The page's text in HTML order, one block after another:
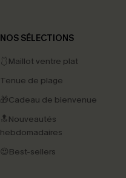
NOS SÉLECTIONS
🩱Maillot ventre plat
Tenue de plage
🎁Cadeau de bienvenue
🔝Nouveautés
hebdomadaires
😍Best-sellers